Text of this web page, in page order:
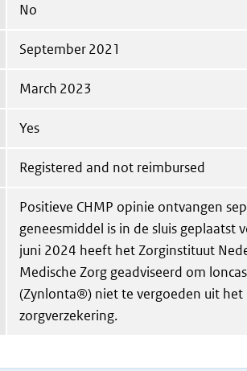
No
September 2021
March 2023
Yes
Registered and not reimbursed
Positieve CHMP opinie ontvangen
geneesmiddel is in de sluis geplaatst
juni 2024 heeft het Zorginstituut
Medische Zorg geadviseerd om
(Zynlonta®) niet te vergoeden uit het
zorgverzekering.